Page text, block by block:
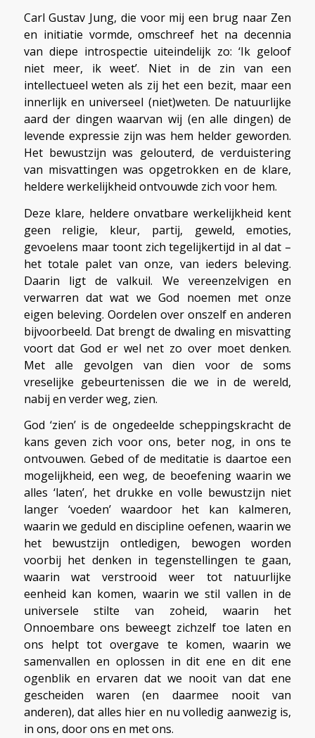
Carl Gustav Jung, die voor mij een brug naar Zen
en initiatie vormde, omschreef het na decennia
van diepe introspectie uiteindelijk zo: ‘Ik geloof
niet meer, ik weet’. Niet in de zin van een
intellectueel weten als zij het een bezit, maar een
innerlijk en universeel (niet)weten. De natuurlijke
aard der dingen waarvan wij (en alle dingen) de
levende expressie zijn was hem helder geworden.
Het bewustzijn was gelouterd, de verduistering
van misvattingen was opgetrokken en de klare,
heldere werkelijkheid ontvouwde zich voor hem.
Deze klare, heldere onvatbare werkelijkheid kent
geen religie, kleur, partij, geweld, emoties,
gevoelens maar toont zich tegelijkertijd in al dat –
het totale palet van onze, van ieders beleving.
Daarin ligt de valkuil. We vereenzelvigen en
verwarren dat wat we God noemen met onze
eigen beleving. Oordelen over onszelf en anderen
bijvoorbeeld. Dat brengt de dwaling en misvatting
voort dat God er wel net zo over moet denken.
Met alle gevolgen van dien voor de soms
vreselijke gebeurtenissen die we in de wereld,
nabij en verder weg, zien.
God ‘zien’ is de ongedeelde scheppingskracht de
kans geven zich voor ons, beter nog, in ons te
ontvouwen. Gebed of de meditatie is daartoe een
mogelijkheid, een weg, de beoefening waarin we
alles ‘laten’, het drukke en volle bewustzijn niet
langer ‘voeden’ waardoor het kan kalmeren,
waarin we geduld en discipline oefenen, waarin we
het bewustzijn ontledigen, bewogen worden
voorbij het denken in tegenstellingen te gaan,
waarin wat verstrooid weer tot natuurlijke
eenheid kan komen, waarin we stil vallen in de
universele stilte van zoheid, waarin het
Onnoembare ons beweegt zichzelf toe laten en
ons helpt tot overgave te komen, waarin we
samenvallen en oplossen in dit ene en dit ene
ogenblik en ervaren dat we nooit van dat ene
gescheiden waren (en daarmee nooit van
anderen), dat alles hier en nu volledig aanwezig is,
in ons, door ons en met ons.